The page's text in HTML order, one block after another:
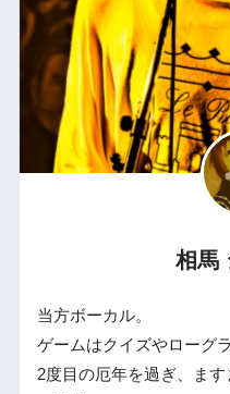
相馬
当方ボーカル。
ゲームはクイズやローグ
2度目の厄年を過ぎ、ま